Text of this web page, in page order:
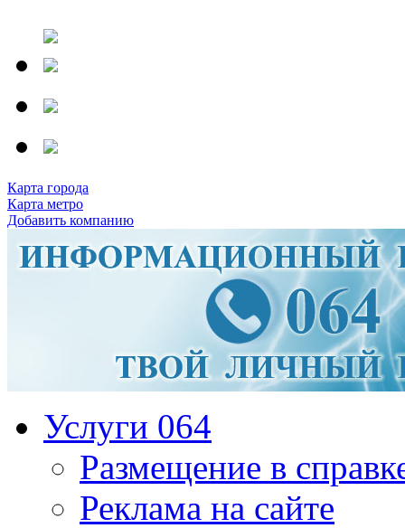
Карта города
Карта метро
Добавить компанию
Услуги 064
Размещение в
Реклама на сайте